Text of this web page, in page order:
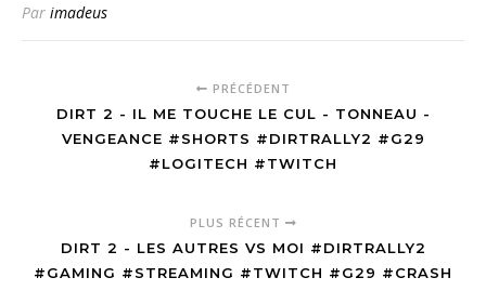
Par imadeus
PRÉCÉDENT
DIRT 2 - IL ME TOUCHE LE CUL - TONNEAU -
VENGEANCE #SHORTS #DIRTRALLY2 #G29
#LOGITECH #TWITCH
PLUS RÉCENT
DIRT 2 - LES AUTRES VS MOI #DIRTRALLY2
#GAMING #STREAMING #TWITCH #G29 #CRASH